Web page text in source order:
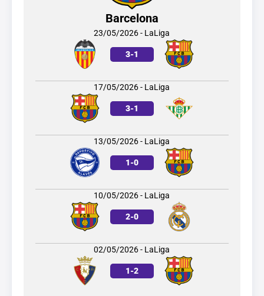
Barcelona
23/05/2026 - LaLiga
3-1
17/05/2026 - LaLiga
3-1
13/05/2026 - LaLiga
1-0
10/05/2026 - LaLiga
2-0
02/05/2026 - LaLiga
1-2